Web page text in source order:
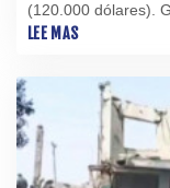
(120.000 dólares).
Universidad de
LEE MAS